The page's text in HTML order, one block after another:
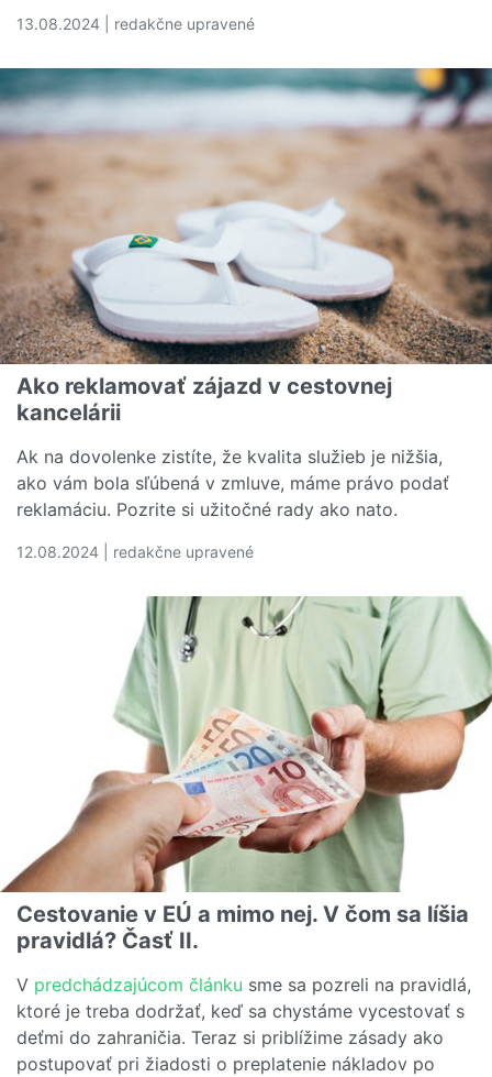
13.08.2024 | redakčne upravené
Ako reklamovať zájazd v cestovnej
kancelárii
Ak na dovolenke zistíte, že kvalita služieb je nižšia,
ako vám bola sľúbená v zmluve, máme právo podať
reklamáciu. Pozrite si užitočné rady ako nato.
12.08.2024 | redakčne upravené
Cestovanie v EÚ a mimo nej. V čom sa líšia
pravidlá? Časť II.
V predchádzajúcom článku sme sa pozreli na pravidlá,
ktoré je treba dodržať, keď sa chystáme vycestovať s
deťmi do zahraničia. Teraz si priblížime zásady ako
postupovať pri žiadosti o preplatenie nákladov po